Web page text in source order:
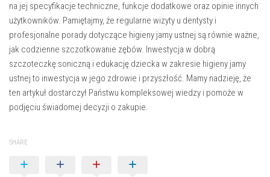
na jej specyfikacje techniczne, funkcje dodatkowe oraz opinie innych
użytkowników. Pamiętajmy, że regularne wizyty u dentysty i
profesjonalne porady dotyczące higieny jamy ustnej są równie ważne,
jak codzienne szczotkowanie zębów. Inwestycja w dobrą
szczoteczkę soniczną i edukację dziecka w zakresie higieny jamy
ustnej to inwestycja w jego zdrowie i przyszłość. Mamy nadzieję, że
ten artykuł dostarczył Państwu kompleksowej wiedzy i pomoże w
podjęciu świadomej decyzji o zakupie.
SHARE